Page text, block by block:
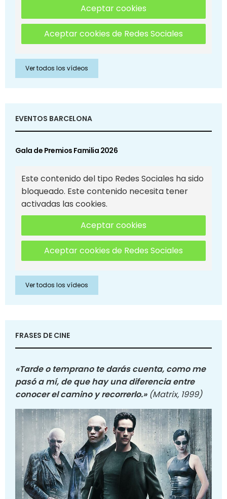
Aceptar cookies
Aceptar cookies de Redes Sociales
Ver todos los vídeos
EVENTOS BARCELONA
Gala de Premios Familia 2026
Este contenido del tipo Redes Sociales ha sido
bloqueado. Este contenido necesita tener
activadas las cookies.
Aceptar cookies
Aceptar cookies de Redes Sociales
Ver todos los vídeos
FRASES DE CINE
«Tarde o temprano te darás cuenta, como me
pasó a mí, de que hay una diferencia entre
conocer el camino y recorrerlo.» (Matrix, 1999)